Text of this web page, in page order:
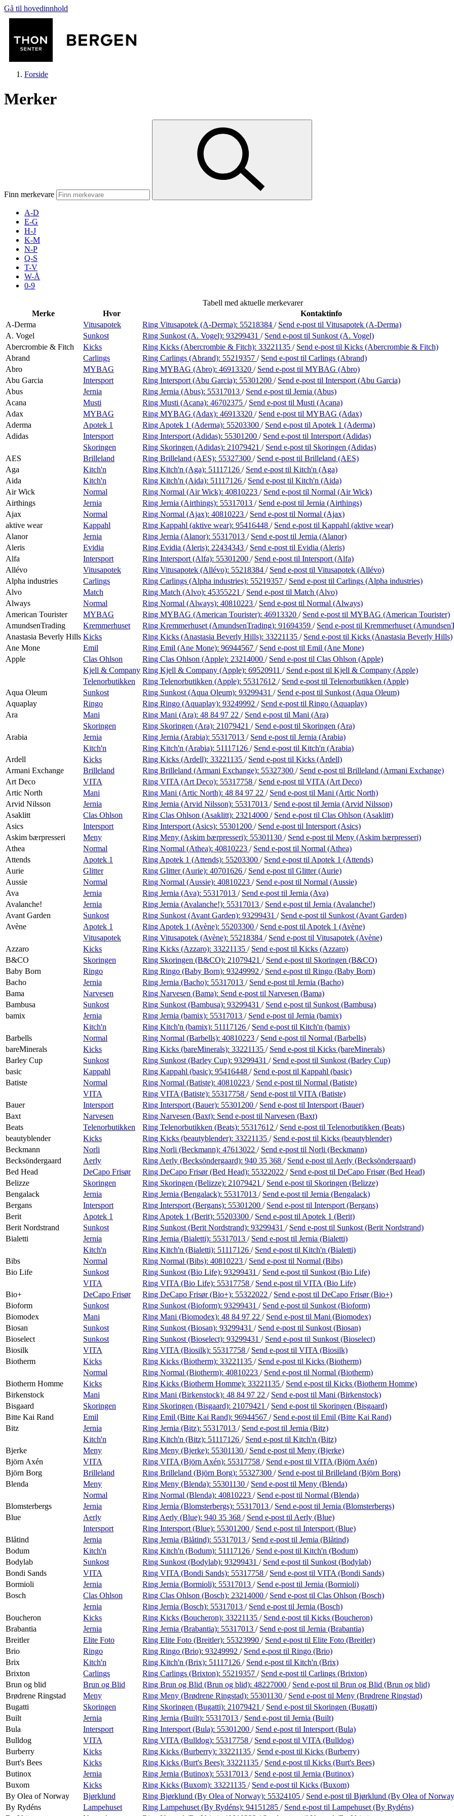
Gå til hovedinnhold
Mat og drikke
Inspirasjon
Åpningstider
Praktisk informasjon
Ledige stillinger
Forside
Merker
Finn merkevare
A-D
E-G
H-J
K-M
N-P
Q-S
T-V
W-Å
0-9
Tabell med aktuelle merkevarer
Merke
Hvor
Kontaktinfo
A-Derma
Vitusapotek Ring Vitusapotek (A-Derma): 55218384 / Send e-post til Vitusapotek (A-Derma)
A. Vogel
Sunkost Ring Sunkost (A. Vogel): 93299431 / Send e-post til Sunkost (A. Vogel)
Abercrombie & Fitch
Kicks Ring Kicks (Abercrombie & Fitch): 33221135 / Send e-post til Kicks (Abercrombie & Fitch)
Abrand
Carlings Ring Carlings (Abrand): 55219357 / Send e-post til Carlings (Abrand)
Abro
MYBAG Ring MYBAG (Abro): 46913320 / Send e-post til MYBAG (Abro)
Abu Garcia
Intersport Ring Intersport (Abu Garcia): 55301200 / Send e-post til Intersport (Abu Garcia)
Abus
Jernia Ring Jernia (Abus): 55317013 / Send e-post til Jernia (Abus)
Acana
Musti Ring Musti (Acana): 46702375 / Send e-post til Musti (Acana)
Adax
MYBAG Ring MYBAG (Adax): 46913320 / Send e-post til MYBAG (Adax)
Aderma
Apotek 1 Ring Apotek 1 (Aderma): 55203300 / Send e-post til Apotek 1 (Aderma)
Adidas
Intersport Ring Intersport (Adidas): 55301200 / Send e-post til Intersport (Adidas)
Skoringen
Ring Skoringen (Adidas): 21079421 / Send e-post til Skoringen (Adidas)
AES
Brilleland Ring Brilleland (AES): 55327300 / Send e-post til Brilleland (AES)
Aga
Kitch'n Ring Kitch'n (Aga): 51117126 / Send e-post til Kitch'n (Aga)
Aida
Kitch'n Ring Kitch'n (Aida): 51117126 / Send e-post til Kitch'n (Aida)
Air Wick
Normal Ring Normal (Air Wick): 40810223 / Send e-post til Normal (Air Wick)
Airthings
Jernia Ring Jernia (Airthings): 55317013 / Send e-post til Jernia (Airthings)
Ajax
Normal Ring Normal (Ajax): 40810223 / Send e-post til Normal (Ajax)
aktive wear
Kappahl Ring Kappahl (aktive wear): 95416448 / Send e-post til Kappahl (aktive wear)
Alanor
Jernia Ring Jernia (Alanor): 55317013 / Send e-post til Jernia (Alanor)
Aleris
Evidia Ring Evidia (Aleris): 22434343 / Send e-post til Evidia (Aleris)
Alfa
Intersport Ring Intersport (Alfa): 55301200 / Send e-post til Intersport (Alfa)
Allévo
Vitusapotek Ring Vitusapotek (Allévo): 55218384 / Send e-post til Vitusapotek (Allévo)
Alpha industries
Carlings Ring Carlings (Alpha industries): 55219357 / Send e-post til Carlings (Alpha industries)
Alvo
Match Ring Match (Alvo): 45355221 / Send e-post til Match (Alvo)
Always
Normal Ring Normal (Always): 40810223 / Send e-post til Normal (Always)
American Tourister
MYBAG Ring MYBAG (American Tourister): 46913320 / Send e-post til MYBAG (American Tourister)
AmundsenTrading
Kremmerhuset Ring Kremmerhuset (AmundsenTrading): 91694359 / Send e-post til Kremmerhuset
Anastasia Beverly Hills Kicks Ring Kicks (Anastasia Beverly Hills): 33221135 / Send e-post til Kicks (Anastasia Beverly Hills)
Ane Mone
Emil Ring Emil (Ane Mone): 96944567 / Send e-post til Emil (Ane Mone)
Apple
Clas Ohlson Ring Clas Ohlson (Apple): 23214000 / Send e-post til Clas Ohlson (Apple)
Kjell & Company Ring Kjell & Company (Apple): 69520911 / Send e-post til Kjell & Company (Apple)
Telenorbutikken
Ring Telenorbutikken (Apple): 55317612 / Send e-post til Telenorbutikken (Apple)
Aqua Oleum
Sunkost Ring Sunkost (Aqua Oleum): 93299431 / Send e-post til Sunkost (Aqua Oleum)
Aquaplay
Ringo Ring Ringo (Aquaplay): 93249992 / Send e-post til Ringo (Aquaplay)
Ara
Mani Ring Mani (Ara): 48 84 97 22 / Send e-post til Mani (Ara)
Skoringen
Ring Skoringen (Ara): 21079421 / Send e-post til Skoringen (Ara)
Arabia
Jernia Ring Jernia (Arabia): 55317013 / Send e-post til Jernia (Arabia)
Kitch'n
Ring Kitch'n (Arabia): 51117126 / Send e-post til Kitch'n (Arabia)
Ardell
Kicks Ring Kicks (Ardell): 33221135 / Send e-post til Kicks (Ardell)
Armani Exchange
Brilleland Ring Brilleland (Armani Exchange): 55327300 / Send e-post til Brilleland (Armani Exchange)
Art Deco
VITA Ring VITA (Art Deco): 55317758 / Send e-post til VITA (Art Deco)
Artic North
Mani Ring Mani (Artic North): 48 84 97 22 / Send e-post til Mani (Artic North)
Arvid Nilsson
Jernia Ring Jernia (Arvid Nilsson): 55317013 / Send e-post til Jernia (Arvid Nilsson)
Asaklitt
Clas Ohlson Ring Clas Ohlson (Asaklitt): 23214000 / Send e-post til Clas Ohlson (Asaklitt)
Asics
Intersport Ring Intersport (Asics): 55301200 / Send e-post til Intersport (Asics)
Askim bærpresseri
Meny Ring Meny (Askim bærpresseri): 55301130 / Send e-post til Meny (Askim bærpresseri)
Athea
Normal Ring Normal (Athea): 40810223 / Send e-post til Normal (Athea)
Attends
Apotek 1 Ring Apotek 1 (Attends): 55203300 / Send e-post til Apotek 1 (Attends)
Aurie
Glitter Ring Glitter (Aurie): 40701626 / Send e-post til Glitter (Aurie)
Aussie
Normal Ring Normal (Aussie): 40810223 / Send e-post til Normal (Aussie)
Ava
Jernia Ring Jernia (Ava): 55317013 / Send e-post til Jernia (Ava)
Avalanche!
Jernia Ring Jernia (Avalanche!): 55317013 / Send e-post til Jernia (Avalanche!)
Avant Garden
Sunkost Ring Sunkost (Avant Garden): 93299431 / Send e-post til Sunkost (Avant Garden)
Avène
Apotek 1 Ring Apotek 1 (Avène): 55203300 / Send e-post til Apotek 1 (Avène)
Vitusapotek
Ring Vitusapotek (Avène): 55218384 / Send e-post til Vitusapotek (Avène)
Azzaro
Kicks Ring Kicks (Azzaro): 33221135 / Send e-post til Kicks (Azzaro)
B&CO
Skoringen Ring Skoringen (B&CO): 21079421 / Send e-post til Skoringen (B&CO)
Baby Born
Ringo Ring Ringo (Baby Born): 93249992 / Send e-post til Ringo (Baby Born)
Bacho
Jernia Ring Jernia (Bacho): 55317013 / Send e-post til Jernia (Bacho)
Bama
Narvesen Ring Narvesen (Bama): Send e-post til Narvesen (Bama)
Bambusa
Sunkost Ring Sunkost (Bambusa): 93299431 / Send e-post til Sunkost (Bambusa)
bamix
Jernia Ring Jernia (bamix): 55317013 / Send e-post til Jernia (bamix)
Kitch'n
Ring Kitch'n (bamix): 51117126 / Send e-post til Kitch'n (bamix)
Barbells
Normal Ring Normal (Barbells): 40810223 / Send e-post til Normal (Barbells)
bareMinerals
Kicks Ring Kicks (bareMinerals): 33221135 / Send e-post til Kicks (bareMinerals)
Barley Cup
Sunkost Ring Sunkost (Barley Cup): 93299431 / Send e-post til Sunkost (Barley Cup)
basic
Kappahl Ring Kappahl (basic): 95416448 / Send e-post til Kappahl (basic)
Batiste
Normal Ring Normal (Batiste): 40810223 / Send e-post til Normal (Batiste)
VITA
Ring VITA (Batiste): 55317758 / Send e-post til VITA (Batiste)
Bauer
Intersport Ring Intersport (Bauer): 55301200 / Send e-post til Intersport (Bauer)
Baxt
Narvesen Ring Narvesen (Baxt): Send e-post til Narvesen (Baxt)
Beats
Telenorbutikken Ring Telenorbutikken (Beats): 55317612 / Send e-post til Telenorbutikken (Beats)
beautyblender
Kicks Ring Kicks (beautyblender): 33221135 / Send e-post til Kicks (beautyblender)
Beckmann
Norli Ring Norli (Beckmann): 47613022 / Send e-post til Norli (Beckmann)
Becksöndergaard
Aerly Ring Aerly (Becksöndergaard): 940 35 368 / Send e-post til Aerly (Becksöndergaard)
Bed Head
DeCapo Frisør Ring DeCapo Frisør (Bed Head): 55322022 / Send e-post til DeCapo Frisør (Bed Head)
Belizze
Skoringen Ring Skoringen (Belizze): 21079421 / Send e-post til Skoringen (Belizze)
Bengalack
Jernia Ring Jernia (Bengalack): 55317013 / Send e-post til Jernia (Bengalack)
Bergans
Intersport Ring Intersport (Bergans): 55301200 / Send e-post til Intersport (Bergans)
Berit
Apotek 1 Ring Apotek 1 (Berit): 55203300 / Send e-post til Apotek 1 (Berit)
Berit Nordstrand
Sunkost Ring Sunkost (Berit Nordstrand): 93299431 / Send e-post til Sunkost (Berit Nordstrand)
Bialetti
Jernia Ring Jernia (Bialetti): 55317013 / Send e-post til Jernia (Bialetti)
Kitch'n
Ring Kitch'n (Bialetti): 51117126 / Send e-post til Kitch'n (Bialetti)
Bibs
Normal Ring Normal (Bibs): 40810223 / Send e-post til Normal (Bibs)
Bio Life
Sunkost Ring Sunkost (Bio Life): 93299431 / Send e-post til Sunkost (Bio Life)
VITA
Ring VITA (Bio Life): 55317758 / Send e-post til VITA (Bio Life)
Bio+
DeCapo Frisør Ring DeCapo Frisør (Bio+): 55322022 / Send e-post til DeCapo Frisør (Bio+)
Bioform
Sunkost Ring Sunkost (Bioform): 93299431 / Send e-post til Sunkost (Bioform)
Biomodex
Mani Ring Mani (Biomodex): 48 84 97 22 / Send e-post til Mani (Biomodex)
Biosan
Sunkost Ring Sunkost (Biosan): 93299431 / Send e-post til Sunkost (Biosan)
Bioselect
Sunkost Ring Sunkost (Bioselect): 93299431 / Send e-post til Sunkost (Bioselect)
Biosilk
VITA Ring VITA (Biosilk): 55317758 / Send e-post til VITA (Biosilk)
Biotherm
Kicks Ring Kicks (Biotherm): 33221135 / Send e-post til Kicks (Biotherm)
Normal
Ring Normal (Biotherm): 40810223 / Send e-post til Normal (Biotherm)
Biotherm Homme
Kicks Ring Kicks (Biotherm Homme): 33221135 / Send e-post til Kicks (Biotherm Homme)
Birkenstock
Mani Ring Mani (Birkenstock): 48 84 97 22 / Send e-post til Mani (Birkenstock)
Bisgaard
Skoringen Ring Skoringen (Bisgaard): 21079421 / Send e-post til Skoringen (Bisgaard)
Bitte Kai Rand
Emil Ring Emil (Bitte Kai Rand): 96944567 / Send e-post til Emil (Bitte Kai Rand)
Bitz
Jernia Ring Jernia (Bitz): 55317013 / Send e-post til Jernia (Bitz)
Kitch'n
Ring Kitch'n (Bitz): 51117126 / Send e-post til Kitch'n (Bitz)
Bjerke
Meny Ring Meny (Bjerke): 55301130 / Send e-post til Meny (Bjerke)
Björn Axén
VITA Ring VITA (Björn Axén): 55317758 / Send e-post til VITA (Björn Axén)
Björn Borg
Brilleland Ring Brilleland (Björn Borg): 55327300 / Send e-post til Brilleland (Björn Borg)
Blenda
Meny Ring Meny (Blenda): 55301130 / Send e-post til Meny (Blenda)
Normal
Ring Normal (Blenda): 40810223 / Send e-post til Normal (Blenda)
Blomsterbergs
Jernia Ring Jernia (Blomsterbergs): 55317013 / Send e-post til Jernia (Blomsterbergs)
Blue
Aerly Ring Aerly (Blue): 940 35 368 / Send e-post til Aerly (Blue)
Intersport
Ring Intersport (Blue): 55301200 / Send e-post til Intersport (Blue)
Blåtind
Jernia Ring Jernia (Blåtind): 55317013 / Send e-post til Jernia (Blåtind)
Bodum
Kitch'n Ring Kitch'n (Bodum): 51117126 / Send e-post til Kitch'n (Bodum)
Bodylab
Sunkost Ring Sunkost (Bodylab): 93299431 / Send e-post til Sunkost (Bodylab)
Bondi Sands
VITA Ring VITA (Bondi Sands): 55317758 / Send e-post til VITA (Bondi Sands)
Bormioli
Jernia Ring Jernia (Bormioli): 55317013 / Send e-post til Jernia (Bormioli)
Bosch
Clas Ohlson Ring Clas Ohlson (Bosch): 23214000 / Send e-post til Clas Ohlson (Bosch)
Jernia
Ring Jernia (Bosch): 55317013 / Send e-post til Jernia (Bosch)
Boucheron
Kicks Ring Kicks (Boucheron): 33221135 / Send e-post til Kicks (Boucheron)
Brabantia
Jernia Ring Jernia (Brabantia): 55317013 / Send e-post til Jernia (Brabantia)
Breitler
Elite Foto Ring Elite Foto (Breitler): 55323990 / Send e-post til Elite Foto (Breitler)
Brio
Ringo Ring Ringo (Brio): 93249992 / Send e-post til Ringo (Brio)
Brix
Kitch'n Ring Kitch'n (Brix): 51117126 / Send e-post til Kitch'n (Brix)
Brixton
Carlings Ring Carlings (Brixton): 55219357 / Send e-post til Carlings (Brixton)
Brun og blid
Brun og Blid Ring Brun og Blid (Brun og blid): 48227000 / Send e-post til Brun og Blid (Brun og blid)
Brødrene Ringstad
Meny Ring Meny (Brødrene Ringstad): 55301130 / Send e-post til Meny (Brødrene Ringstad)
Bugatti
Skoringen Ring Skoringen (Bugatti): 21079421 / Send e-post til Skoringen (Bugatti)
Built
Jernia Ring Jernia (Built): 55317013 / Send e-post til Jernia (Built)
Bula
Intersport Ring Intersport (Bula): 55301200 / Send e-post til Intersport (Bula)
Bulldog
VITA Ring VITA (Bulldog): 55317758 / Send e-post til VITA (Bulldog)
Burberry
Kicks Ring Kicks (Burberry): 33221135 / Send e-post til Kicks (Burberry)
Burt's Bees
Kicks Ring Kicks (Burt's Bees): 33221135 / Send e-post til Kicks (Burt's Bees)
Butinox
Jernia Ring Jernia (Butinox): 55317013 / Send e-post til Jernia (Butinox)
Buxom
Kicks Ring Kicks (Buxom): 33221135 / Send e-post til Kicks (Buxom)
By Olea of Norway
Bjørklund Ring Bjørklund (By Olea of Norway): 55324105 / Send e-post til Bjørklund (By Olea of
By Rydéns
Lampehuset Ring Lampehuset (By Rydéns): 94151285 / Send e-post til Lampehuset (By Rydéns)